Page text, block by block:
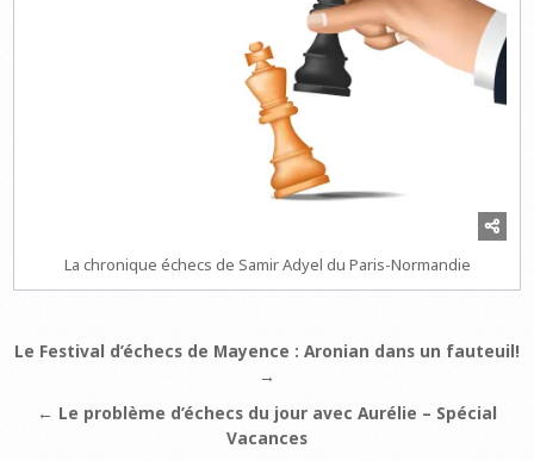
La chronique échecs de Samir Adyel du Paris-Normandie
Navigation
l’article
Le Festival d’échecs de Mayence : Aronian dans un fauteuil!
→
← Le problème d’échecs du jour avec Aurélie – Spécial
Vacances